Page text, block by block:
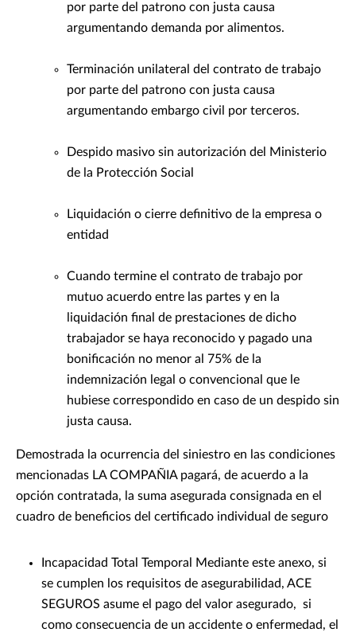
por parte del patrono con justa causa
argumentando demanda por alimentos.
Terminación unilateral del contrato de trabajo
por parte del patrono con justa causa
argumentando embargo civil por terceros.
Despido masivo sin autorización del Ministerio
de la Protección Social
Liquidación o cierre definitivo de la empresa o
entidad
Cuando termine el contrato de trabajo por
mutuo acuerdo entre las partes y en la
liquidación final de prestaciones de dicho
trabajador se haya reconocido y pagado una
bonificación no menor al 75% de la
indemnización legal o convencional que le
hubiese correspondido en caso de un despido sin
justa causa.
Demostrada la ocurrencia del siniestro en las condiciones
mencionadas LA COMPAÑIA pagará, de acuerdo a la
opción contratada, la suma asegurada consignada en el
cuadro de beneficios del certificado individual de seguro
Incapacidad Total Temporal Mediante este anexo, si
se cumplen los requisitos de asegurabilidad, ACE
SEGUROS asume el pago del valor asegurado, si
como consecuencia de un accidente o enfermedad, el